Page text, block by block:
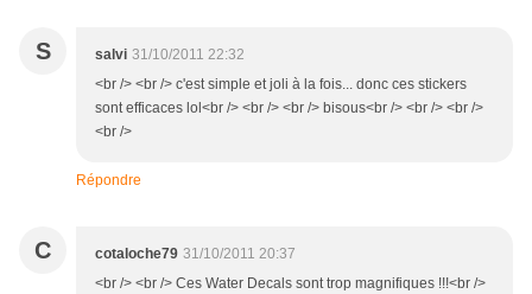
S salvi 31/10/2011 22:32
<br /> <br /> c'est simple et joli à la fois... donc ces stickers
sont efficaces lol<br /> <br /> <br /> bisous<br /> <br /> <br />
<br />
Répondre
C cotaloche79 31/10/2011 20:37
<br /> <br /> Ces Water Decals sont trop magnifiques !!!<br />